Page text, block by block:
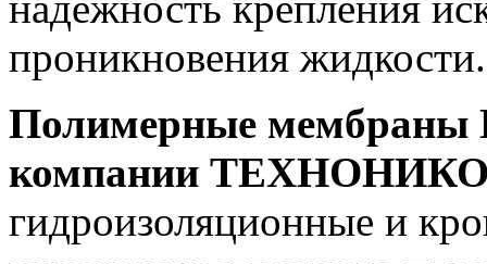
проникновения
Полимерные мембраны
компании
гидроизоляционные и